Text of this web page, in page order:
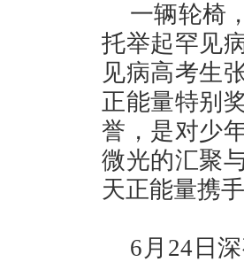
一辆轮椅
托举起罕见
见病高考生
正能量特别
誉，是对少
微光的汇聚
天正能量携
6月24日